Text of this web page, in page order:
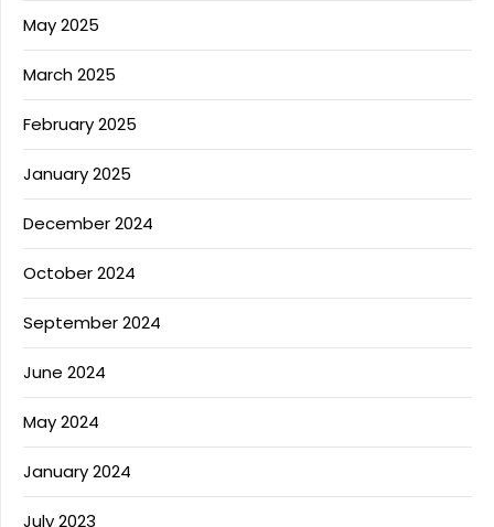
May 2025
March 2025
February 2025
January 2025
December 2024
October 2024
September 2024
June 2024
May 2024
January 2024
July 2023